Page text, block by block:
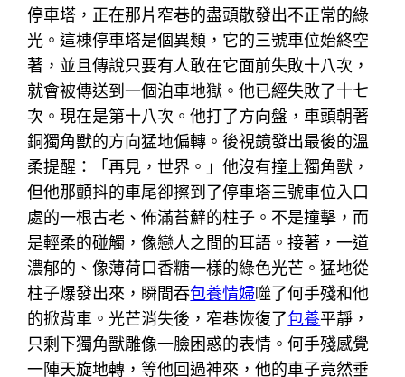
停車塔，正在那片窄巷的盡頭散發出不正常的綠
光。這棟停車塔是個異類，它的三號車位始終空
著，並且傳說只要有人敢在它面前失敗十八次，
就會被傳送到一個泊車地獄。他已經失敗了十七
次。現在是第十八次。他打了方向盤，車頭朝著
銅獨角獸的方向猛地偏轉。後視鏡發出最後的溫
柔提醒：「再見，世界。」他沒有撞上獨角獸，
但他那顫抖的車尾卻擦到了停車塔三號車位入口
處的一根古老、佈滿苔蘚的柱子。不是撞擊，而
是輕柔的碰觸，像戀人之間的耳語。接著，一道
濃郁的、像薄荷口香糖一樣的綠色光芒。猛地從
柱子爆發出來，瞬間吞包養情婦噬了何手殘和他
的掀背車。光芒消失後，窄巷恢復了包養平靜，
只剩下獨角獸雕像一臉困惑的表情。何手殘感覺
一陣天旋地轉，等他回過神來，他的車子竟然垂